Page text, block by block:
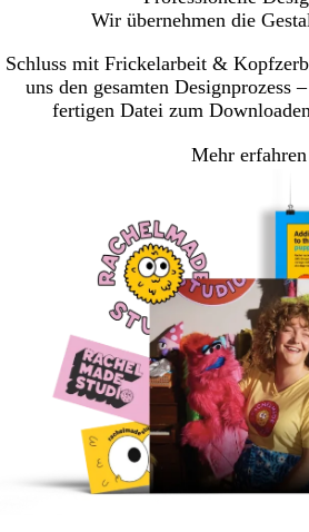
Wir übernehmen die
Schluss mit Frickelarbeit &
uns den gesamten Designprozess
fertigen Datei zum
Mehr erfahren